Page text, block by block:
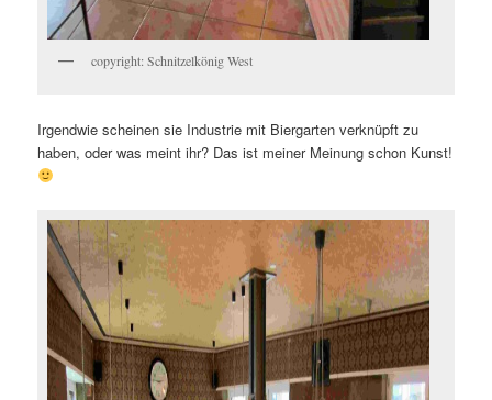
copyright: Schnitzelkönig West
Irgendwie scheinen sie Industrie mit Biergarten verknüpft zu
haben, oder was meint ihr? Das ist meiner Meinung schon Kunst!